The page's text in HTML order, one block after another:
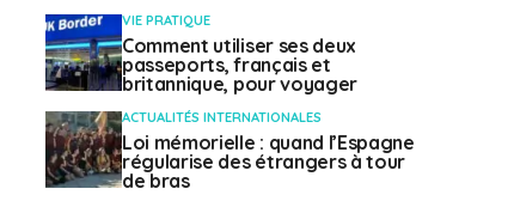
VIE PRATIQUE
Comment utiliser ses deux
passeports, français et
britannique, pour voyager
ACTUALITÉS INTERNATIONALES
Loi mémorielle : quand l’Espagne
régularise des étrangers à tour
de bras